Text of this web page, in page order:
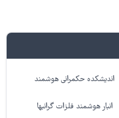
اندیشکده حکمرانی هوشمند
انبار هوشمند فلزات گرانبها